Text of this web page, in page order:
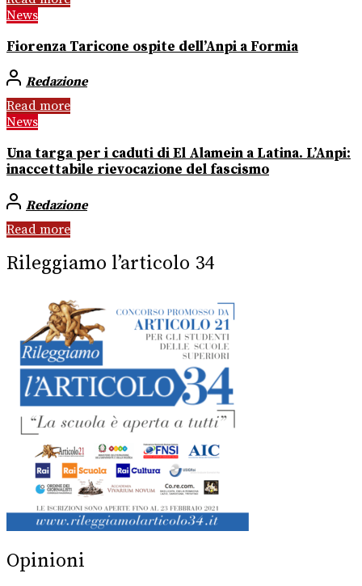
News
Fiorenza Taricone ospite dell’Anpi a Formia
Redazione
Read more
News
Una targa per i caduti di El Alamein a Latina. L’Anpi:
inaccettabile rievocazione del fascismo
Redazione
Read more
Rileggiamo l’articolo 34
Opinioni